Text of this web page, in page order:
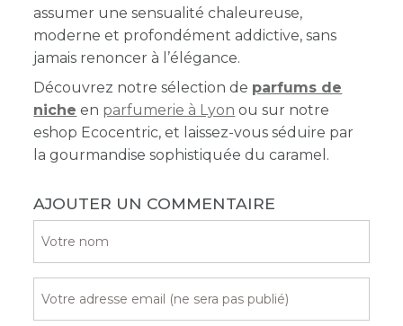
assumer une sensualité chaleureuse,
moderne et profondément addictive, sans
jamais renoncer à l’élégance.
Découvrez notre sélection de parfums de
niche en parfumerie à Lyon ou sur notre
eshop Ecocentric, et laissez-vous séduire par
la gourmandise sophistiquée du caramel.
AJOUTER UN COMMENTAIRE